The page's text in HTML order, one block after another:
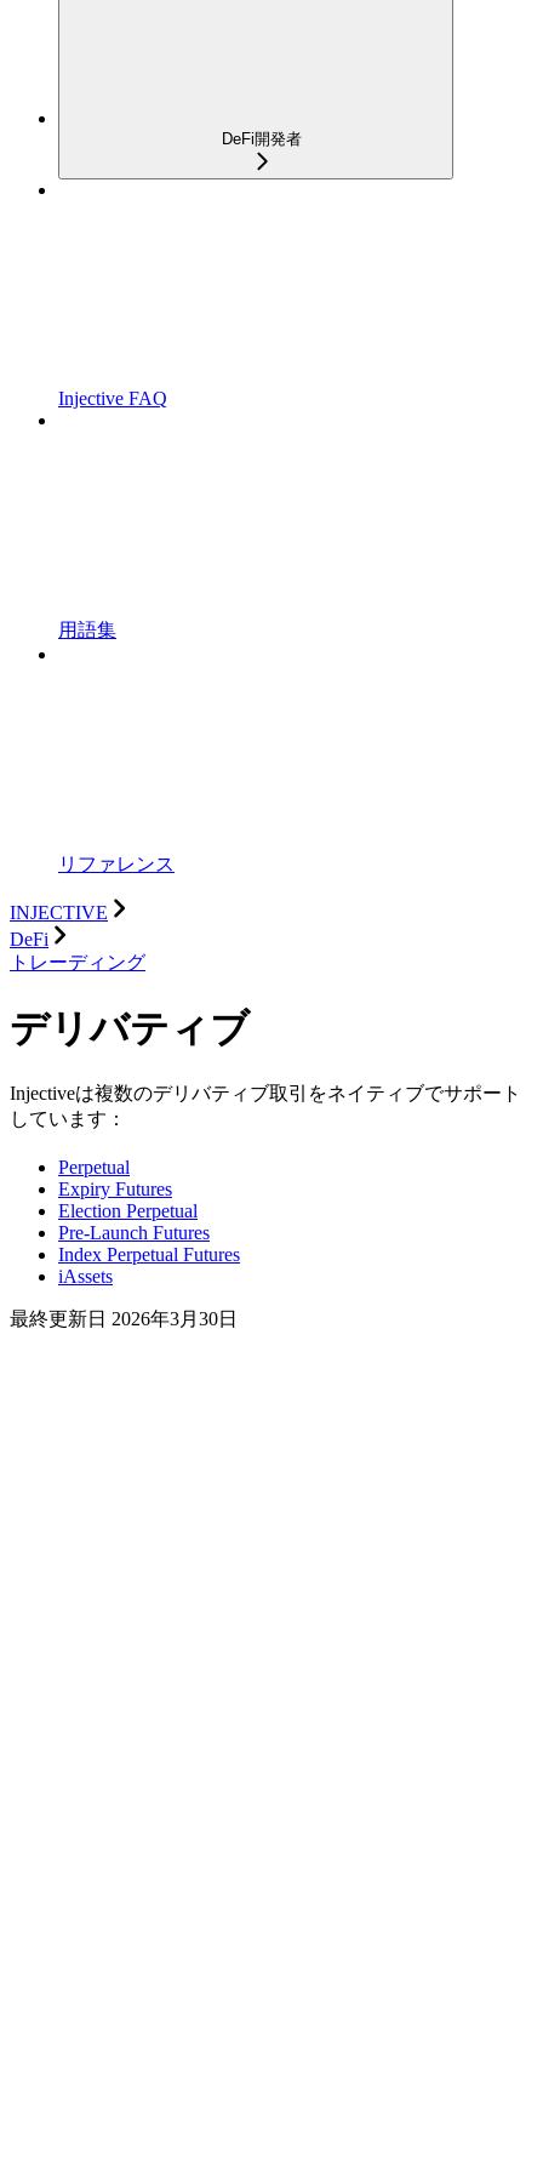
DeFi開発者
Injective FAQ
用語集
リファレンス
INJECTIVE
DeFi
トレーディング
デリバティブ
Injectiveは複数のデリバティブ取引をネイティブでサポート
しています：
Perpetual
Expiry Futures
Election Perpetual
Pre-Launch Futures
Index Perpetual Futures
iAssets
最終更新日 2026年3月30日